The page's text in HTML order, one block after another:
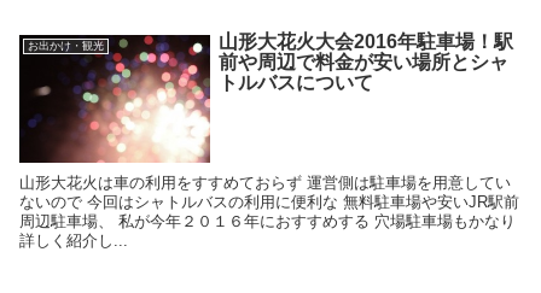
お出かけ・観光
山形大花火大会2016年駐車場！駅
前や周辺で料金が安い場所とシャ
トルバスについて
山形大花火は車の利用をすすめておらず 運営側は駐車場を用意してい
ないので 今回はシャトルバスの利用に便利な 無料駐車場や安いJR駅前
周辺駐車場、 私が今年２０１６年におすすめする 穴場駐車場もかなり
詳しく紹介し...